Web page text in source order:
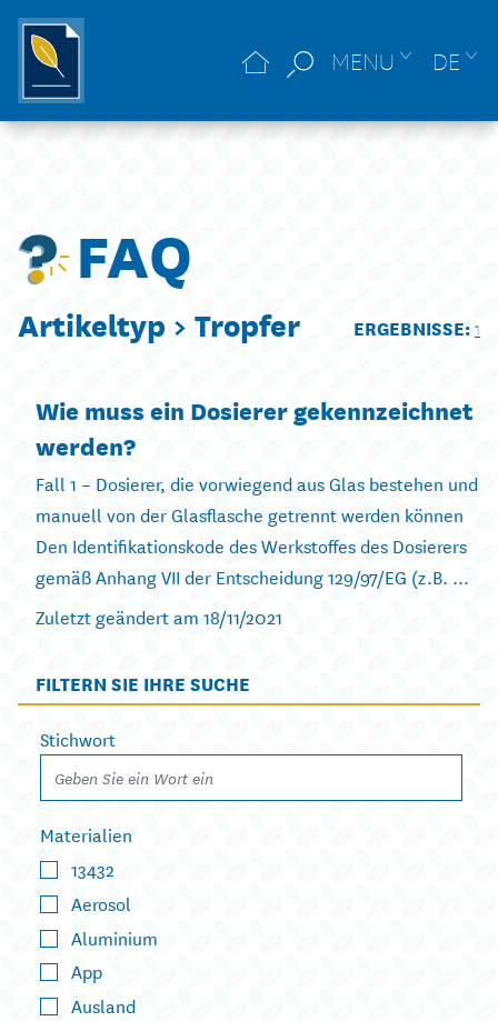
MENU DE
FAQ
Artikeltyp > Tropfer ERGEBNISSE:1
Wie muss ein Dosierer gekennzeichnet
werden?
Fall 1 – Dosierer, die vorwiegend aus Glas bestehen und
manuell von der Glasflasche getrennt werden können
Den Identifikationskode des Werkstoffes des Dosierers
gemäß Anhang VII der Entscheidung 129/97/EG (z.B. ...
Zuletzt geändert am 18/11/2021
FILTERN SIE IHRE SUCHE
Stichwort
Materialien
13432
Aerosol
Aluminium
App
Ausland